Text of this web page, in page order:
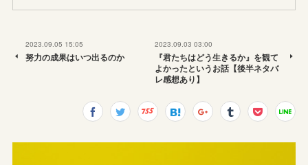
2023.09.05 15:05
努力の成果はいつ出るのか
2023.09.03 03:00
『君たちはどう生きるか』を観て
よかったというお話【後半ネタバ
レ感想あり】